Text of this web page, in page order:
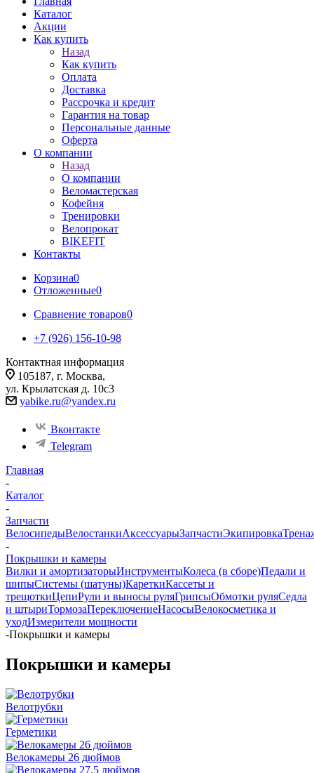
Каталог
Акции
Как купить
Назад
Как купить
Оплата
Доставка
Рассрочка и кредит
Гарантия на товар
Персональные данные
Оферта
О компании
Назад
О компании
Веломастерская
Кофейня
Тренировки
Велопрокат
BIKEFIT
Контакты
Корзина0
Отложенные0
Сравнение товаров0
+7 (926) 156-10-98
Контактная информация
105187, г. Москва,
ул. Крылатская д. 10с3
yabike.ru@yandex.ru
Вконтакте
Telegram
Главная
-
Каталог
-
Запчасти
ВелосипедыВелостанкиАксессуарыЗапчастиЭкипировка
-
Покрышки и камеры
Вилки и амортизаторыИнструментыКолеса (в сборе)Педали и
шипыСистемы (шатуны)КареткиКассеты и
трещоткиЦепиРули и выносы руляГрипсыОбмотки руляСедла
и штыриТормозаПереключениеНасосыВелокосметика и
уходИзмерители мощности
-Покрышки и камеры
Покрышки и камеры
Велотрубки
Герметики
Велокамеры 26 дюймов